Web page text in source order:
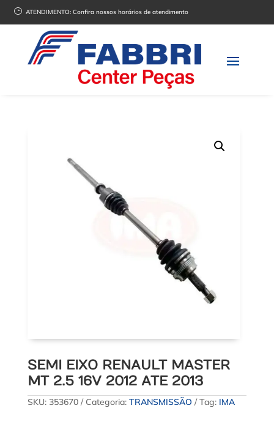
} ATENDIMENTO:Confira nossos horários de atendimento
SEMI EIXO RENAULT MASTER
MT 2.5 16V 2012 ATE 2013
SKU: 353670 Categoria: TRANSMISSÃO Tag: IMA